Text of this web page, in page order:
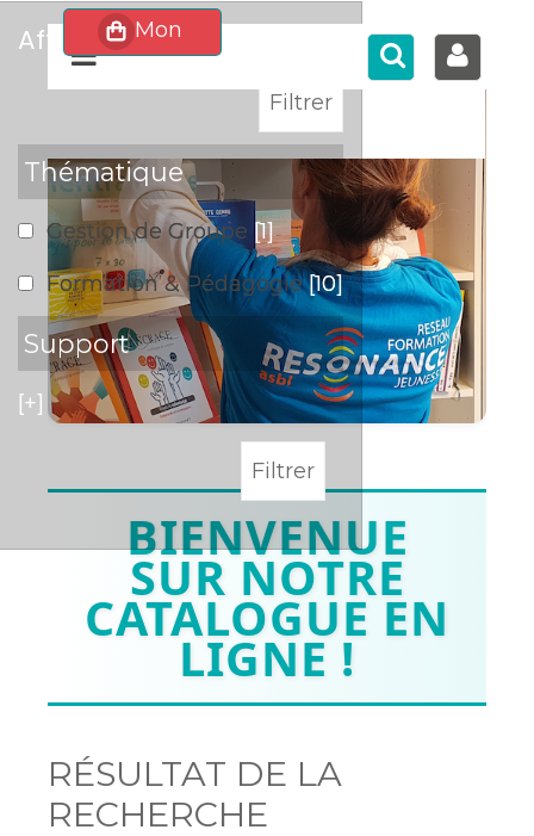
BIENVENUE
SUR NOTRE
CATALOGUE EN
LIGNE !
RÉSULTAT DE LA
RECHERCHE
affiner
Thématique
Gestion de Groupe [1]
Formation & Pédagogie[10]
Support
[+]